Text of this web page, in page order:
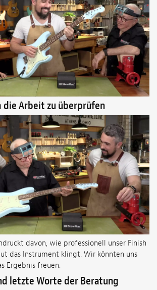
die Arbeit zu überprüfen
davon, wie professionell unser Finish
das Instrument klingt. Wir könnten uns
Ergebnis freuen.
letzte Worte der Beratung